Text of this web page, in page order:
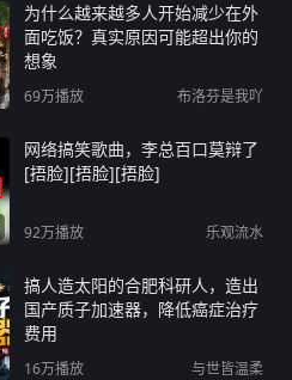
为什么越来越多人开始减少在外
面吃饭？真实原因可能超出你的
想象
69万播放 布洛芬是我吖
网络搞笑歌曲，李总百口莫辩了
[捂脸][捂脸][捂脸]
92万播放 乐观流水
搞人造太阳的合肥科研人，造出
国产质子加速器，降低癌症治疗
费用
16万播放 与世皆温柔